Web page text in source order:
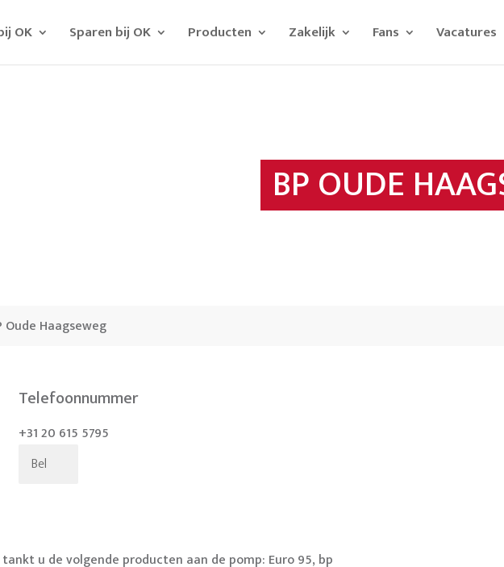
OK Sparen bij OK Producten Zakelijk Fans Vacatures
BP OUDE
Oude Haagseweg
Telefoonnummer
+31 20 615 5795
Bel
u de volgende producten aan de pomp: Euro 95, bp